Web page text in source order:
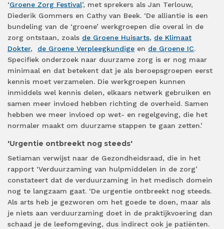
‘Groene Zorg Festival’, met sprekers als Jan Terlouw,
Diederik Gommers en Cathy van Beek. ‘De alliantie is een
bundeling van de ‘groene’ werkgroepen die overal in de
zorg ontstaan, zoals de Groene Huisarts, de Klimaat
Dokter, de Groene Verpleegkundige en de Groene IC.
Specifiek onderzoek naar duurzame zorg is er nog maar
minimaal en dat betekent dat je als beroepsgroepen eerst
kennis moet verzamelen. Die werkgroepen kunnen
inmiddels wel kennis delen, elkaars netwerk gebruiken en
samen meer invloed hebben richting de overheid. Samen
hebben we meer invloed op wet- en regelgeving, die het
normaler maakt om duurzame stappen te gaan zetten.’
'Urgentie ontbreekt nog steeds'
Setiaman verwijst naar de Gezondheidsraad, die in het
rapport ‘Verduurzaming van hulpmiddelen in de zorg’
constateert dat de verduurzaming in het medisch domein
nog te langzaam gaat. ‘De urgentie ontbreekt nog steeds.
Als arts heb je gezworen om het goede te doen, maar als
je niets aan verduurzaming doet in de praktijkvoering dan
schaad je de leefomgeving, dus indirect ook je patiënten.